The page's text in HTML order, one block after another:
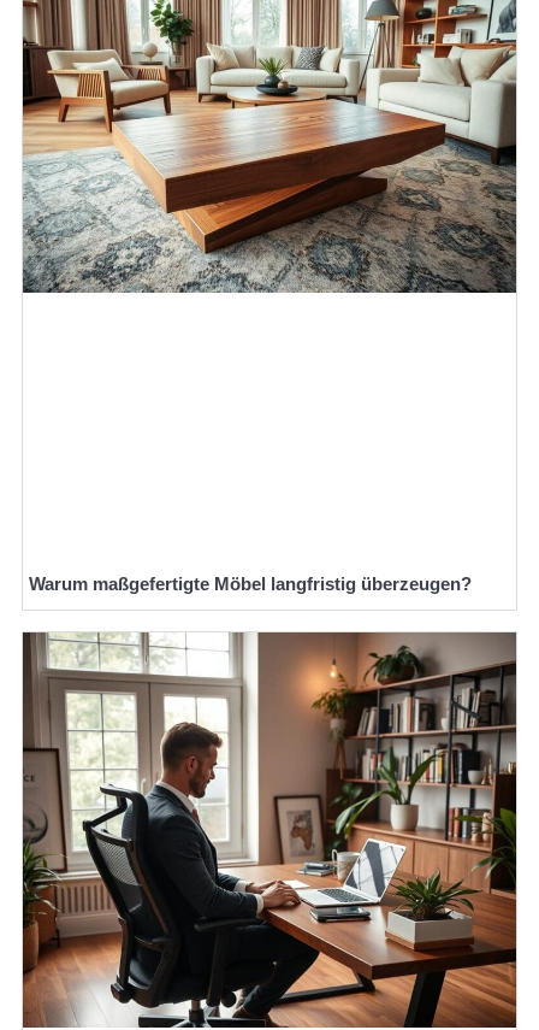
Warum maßgefertigte Möbel langfristig überzeugen?